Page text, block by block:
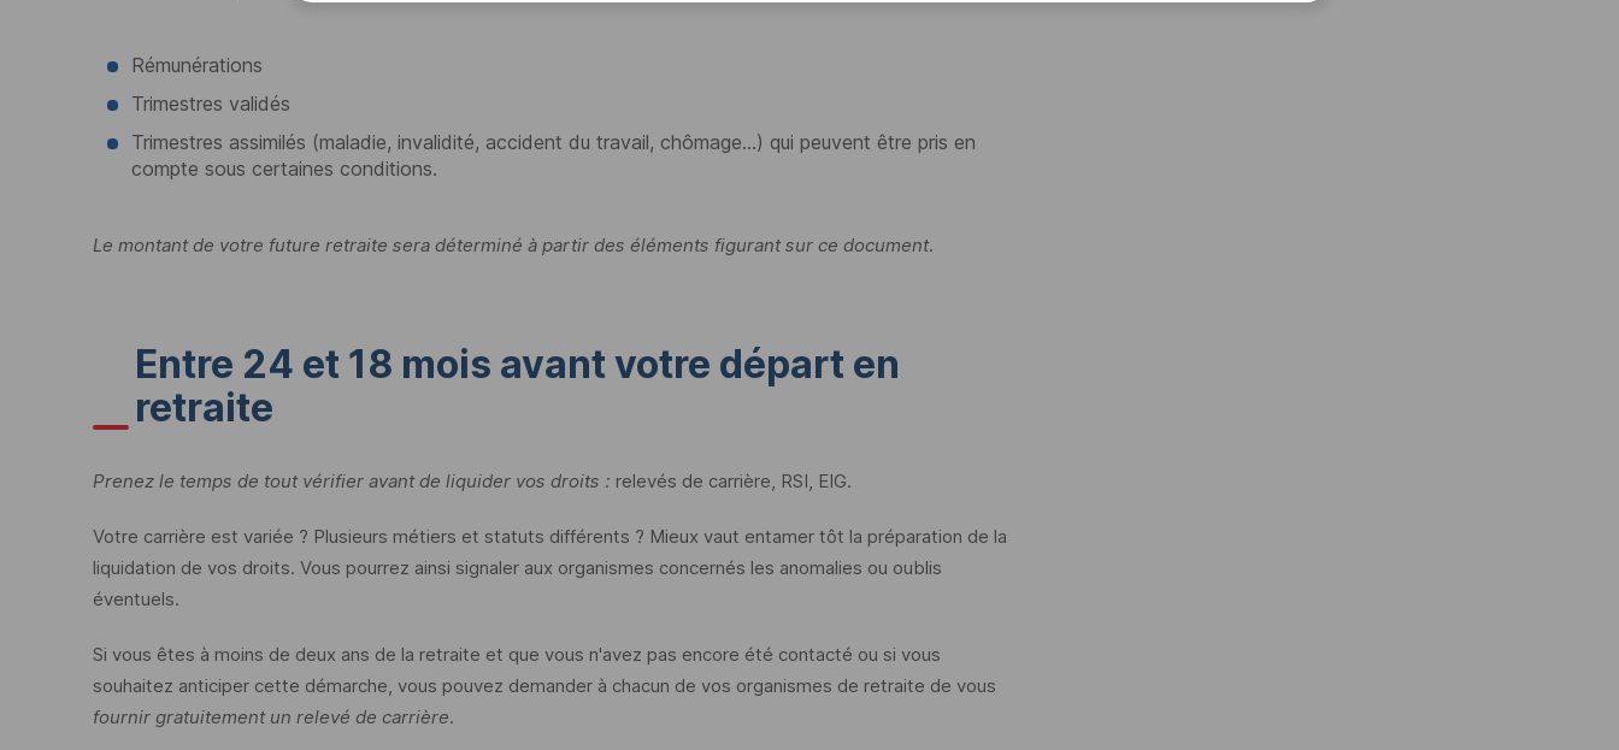
Rémunérations
Trimestres validés
Trimestres assimilés (maladie, invalidité, accident du travail, chômage...) qui peuvent être pris en
compte sous certaines conditions.
Le montant de votre future retraite sera déterminé à partir des éléments figurant sur ce document.
Entre 24 et 18 mois avant votre départ en
retraite
Prenez le temps de tout vérifier avant de liquider vos droits : relevés de carrière, RSI, EIG.
Votre carrière est variée ? Plusieurs métiers et statuts différents ? Mieux vaut entamer tôt la préparation de la
liquidation de vos droits. Vous pourrez ainsi signaler aux organismes concernés les anomalies ou oublis
éventuels.
Si vous êtes à moins de deux ans de la retraite et que vous n'avez pas encore été contacté ou si vous
souhaitez anticiper cette démarche, vous pouvez demander à chacun de vos organismes de retraite de vous
fournir gratuitement un relevé de carrière.